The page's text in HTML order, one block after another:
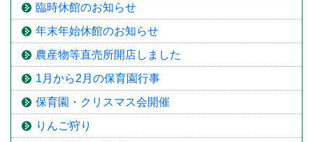
臨時休館のお知らせ
年末年始休館のお知らせ
農産物等直売所開店しました
1月から2月の保育園行事
保育園・クリスマス会開催
りんご狩り